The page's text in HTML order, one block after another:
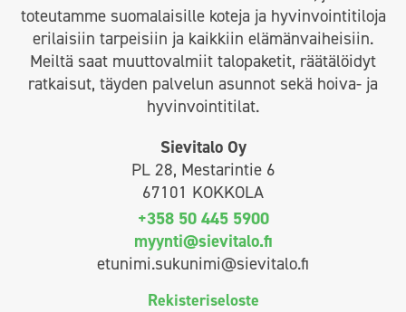
toteutamme suomalaisille koteja ja hyvinvointitiloja
erilaisiin tarpeisiin ja kaikkiin elämänvaiheisiin.
Meiltä saat muuttovalmiit talopaketit, räätälöidyt
ratkaisut, täyden palvelun asunnot sekä hoiva- ja
hyvinvointitilat.
Sievitalo Oy
PL 28, Mestarintie 6
67101 KOKKOLA
+358 50 445 5900
myynti@sievitalo.fi
etunimi.sukunimi@sievitalo.fi
Rekisteriseloste